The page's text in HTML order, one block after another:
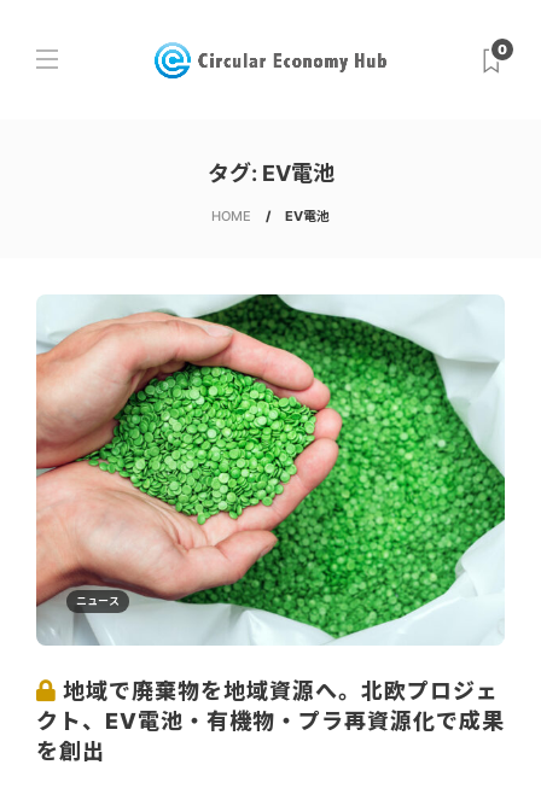
0
タグ: EV電池
HOME EV電池
ニュース
地域で廃棄物を地域資源へ。北欧プロジェ
クト、EV電池・有機物・プラ再資源化で成果
を創出